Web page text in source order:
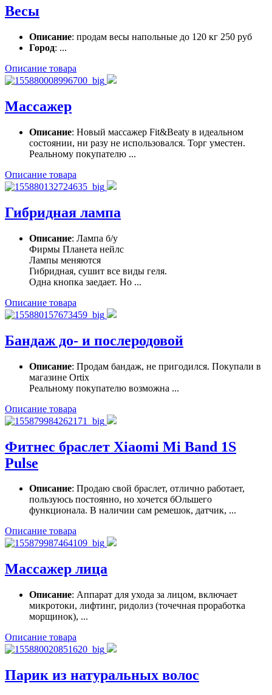
Весы
Описание: продам весы напольные до 120 кг 250 руб
Город: ...
Описание товара
Массажер
Описание: Новый массажер Fit&Beaty в идеальном
состоянии, ни разу не использовался. Торг уместен.
Реальному покупателю ...
Описание товара
Гибридная лампа
Описание: Лампа б/у
Фирмы Планета нейлс
Лампы меняются
Гибридная, сушит все виды геля.
Одна кнопка заедает. Но ...
Описание товара
Бандаж до- и послеродовой
Описание: Продам бандаж, не пригодился. Покупали в
магазине Ortix
Реальному покупателю возможна ...
Описание товара
Фитнес браслет Xiaomi Mi Band 1S
Pulse
Описание: Продаю свой браслет, отлично работает,
пользуюсь постоянно, но хочется бОльшего
функционала. В наличии сам ремешок, датчик, ...
Описание товара
Массажер лица
Описание: Аппарат для ухода за лицом, включает
микротоки, лифтинг, ридолиз (точечная проработка
морщинок), ...
Описание товара
Парик из натуральных волос